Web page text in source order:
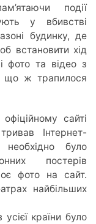
події
у вбивстві
будинку, де
встановити хід
фото та відео з
що ж трапилося
сайті
Інтернет-
було
постерів
фото на сайт.
найбільших
країни було